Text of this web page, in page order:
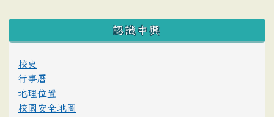
:::
認識中興
校史
行事曆
地理位置
校園安全地圖